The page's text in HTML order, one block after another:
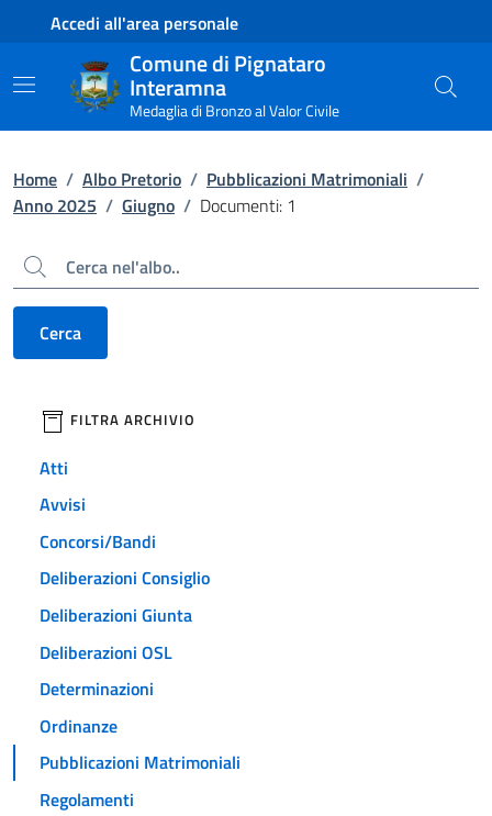
Contenuto principale
Piede di paginaAccedi all'area personale
Comune di Pignataro
Interamna
Medaglia di Bronzo al Valor Civile
Home / Albo Pretorio / Pubblicazioni Matrimoniali /
Anno 2025 / Giugno / Documenti: 1
Cerca
Cerca
filtri da applicare
FILTRA ARCHIVIO
Atti
Avvisi
Concorsi/Bandi
Deliberazioni Consiglio
Deliberazioni Giunta
Deliberazioni OSL
Determinazioni
Ordinanze
Pubblicazioni Matrimoniali
Regolamenti